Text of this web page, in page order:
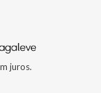
juros.